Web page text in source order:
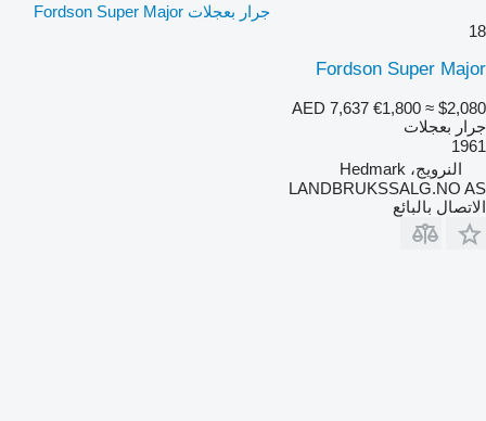
جرار بعجلات Fordson Super Major
18
Fordson Super Major
AED 7,637 €1,800 ≈ $2,080
جرار بعجلات
1961
النرويج، Hedmark
LANDBRUKSSALG.NO AS
الاتصال بالبائع